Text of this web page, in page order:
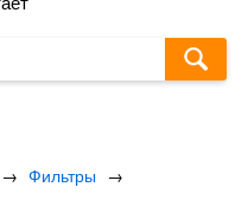
→ Фильтры →